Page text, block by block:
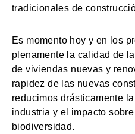
tradicionales de
Es momento hoy y en los
plenamente la calidad de
de viviendas nuevas y
rapidez de las nuevas
reducimos drásticamente
industria y el impacto
biodiversidad.